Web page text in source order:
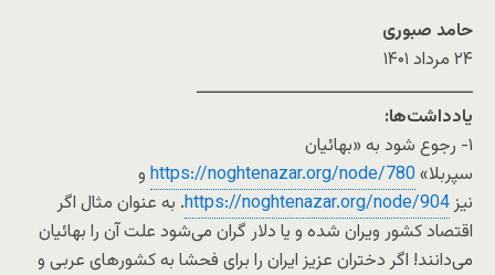
حامد صبوری
۲۴ مرداد ۱۴۰۱
ــــــــــــــــــــــــــــــــــــــــــــــــــ
یادداشت‌ها:
۱- رجوع شود به «بهائیان
سپربلا»https://noghtenazar.org/node/780 و
نیزhttps://noghtenazar.org/node/904. به عنوان مثال اگر
اقتصاد کشور ویران شده و یا دلار گران می‌شود علت آن را بهائیان
می‌دانند! اگر دختران عزیز ایران را برای فحشا به کشورهای عربی و